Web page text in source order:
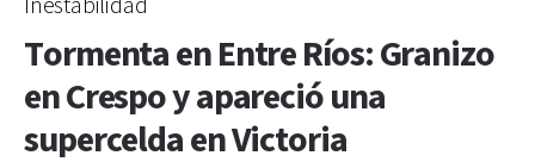
Tormenta en Entre Ríos: Granizo
en Crespo y apareció una
supercelda en Victoria